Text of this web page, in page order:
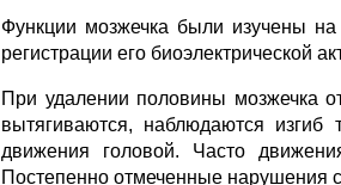
Функции мозжечка были изучены
регистрации его биоэлектрической
При удалении половины мозжечка
вытягиваются, наблюдаются
движения головой. Часто
Постепенно отмеченные нарушения